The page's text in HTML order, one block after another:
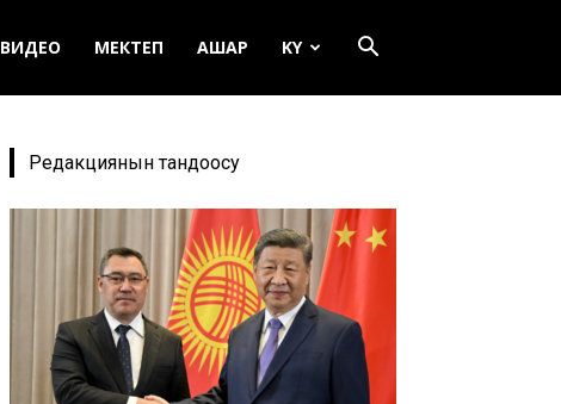
ВИДЕО МЕКТЕП АШАР KY
Редакциянын тандоосу